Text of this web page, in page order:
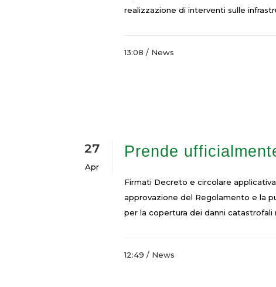
realizzazione di interventi sulle
13:08 / News
27
Apr
Prende
Firmati Decreto e circolare
approvazione del Regolamento e la
per la copertura dei danni catastrofali
12:49 / News